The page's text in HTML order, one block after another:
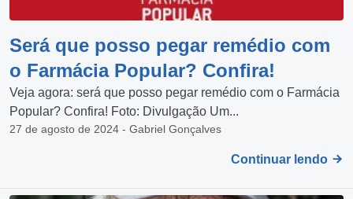
Será que posso pegar remédio com
o Farmácia Popular? Confira!
Veja agora: será que posso pegar remédio com o Farmácia
Popular? Confira! Foto: Divulgação Um...
27 de agosto de 2024 - Gabriel Gonçalves
Continuar lendo